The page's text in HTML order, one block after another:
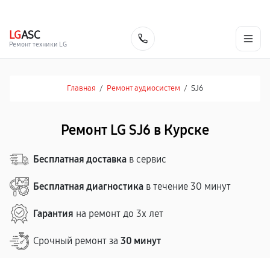
LGASC
Ремонт техники LG
Главная / Ремонт аудиосистем / SJ6
Ремонт LG SJ6 в Курске
Бесплатная доставка в сервис
Бесплатная диагностика в течение 30 минут
Гарантия на ремонт до 3х лет
Срочный ремонт за 30 минут